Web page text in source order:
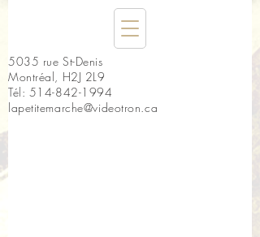
5035 rue St-Denis
Montréal, H2J 2L9
Tél: 514-842-1994
lapetitemarche@videotron.ca